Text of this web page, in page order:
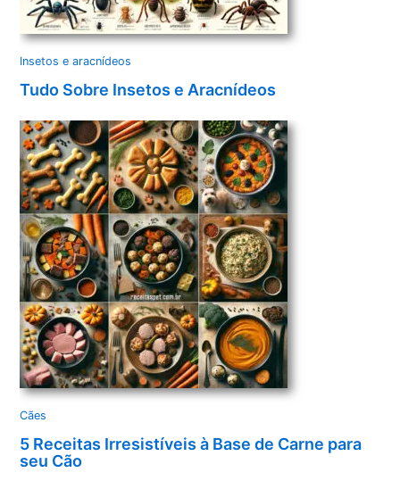
Insetos e aracnídeos
Tudo Sobre Insetos e Aracnídeos
Cães
5 Receitas Irresistíveis à Base de Carne para
seu Cão